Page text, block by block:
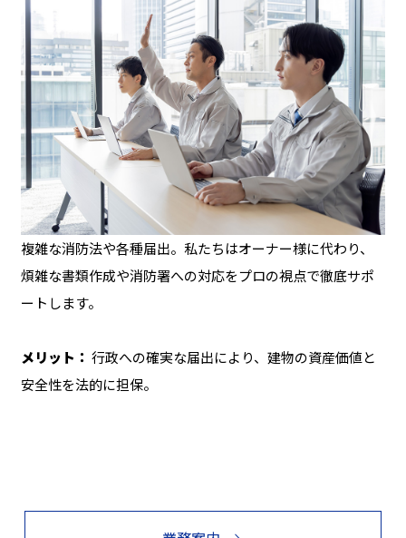
複雑な消防法や各種届出。私たちはオーナー様に代わり、
煩雑な書類作成や消防署への対応をプロの視点で徹底サポ
ートします。
メリット： 行政への確実な届出により、建物の資産価値と
安全性を法的に担保。